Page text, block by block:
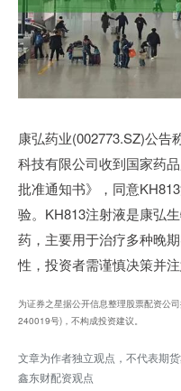
康弘药业(002773.SZ)公告
科技有限公司收到国家药
批准通知书》，同意
验。KH813注射液是康弘
药，主要用于治疗多种晚
性，投资者需谨慎决策并注
为证券之星据公开信息整理股票配资公
240019号)，不构成投资建议。
文章为作者独立观点，不代表期
鑫东财配资观点